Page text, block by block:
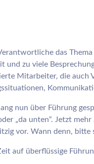
das
und zu viele
Mitarbeiter, die auch
nun über Führung
„da unten“. Jetzt
vor. Wann denn, bitte
auf überflüssige